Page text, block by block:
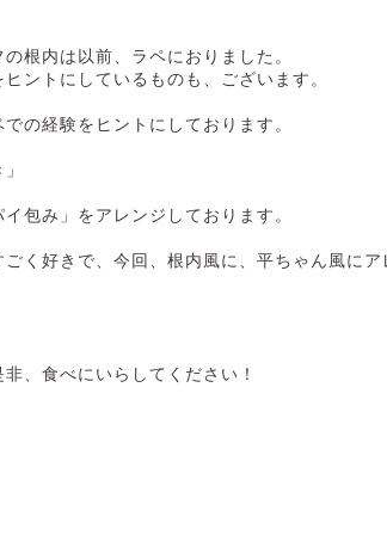
根内は以前、ラペにおりました。
ントにしているものも、ございます。
の経験をヒントにしております。
包み」をアレンジしております。
く好きで、今回、根内風に、平ちゃん風にア
、食べにいらしてください！